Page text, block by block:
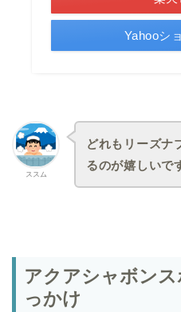
Yahooシ
ススム
どれもリーズナ
るのが嬉しいで
アクアシャボン
っかけ